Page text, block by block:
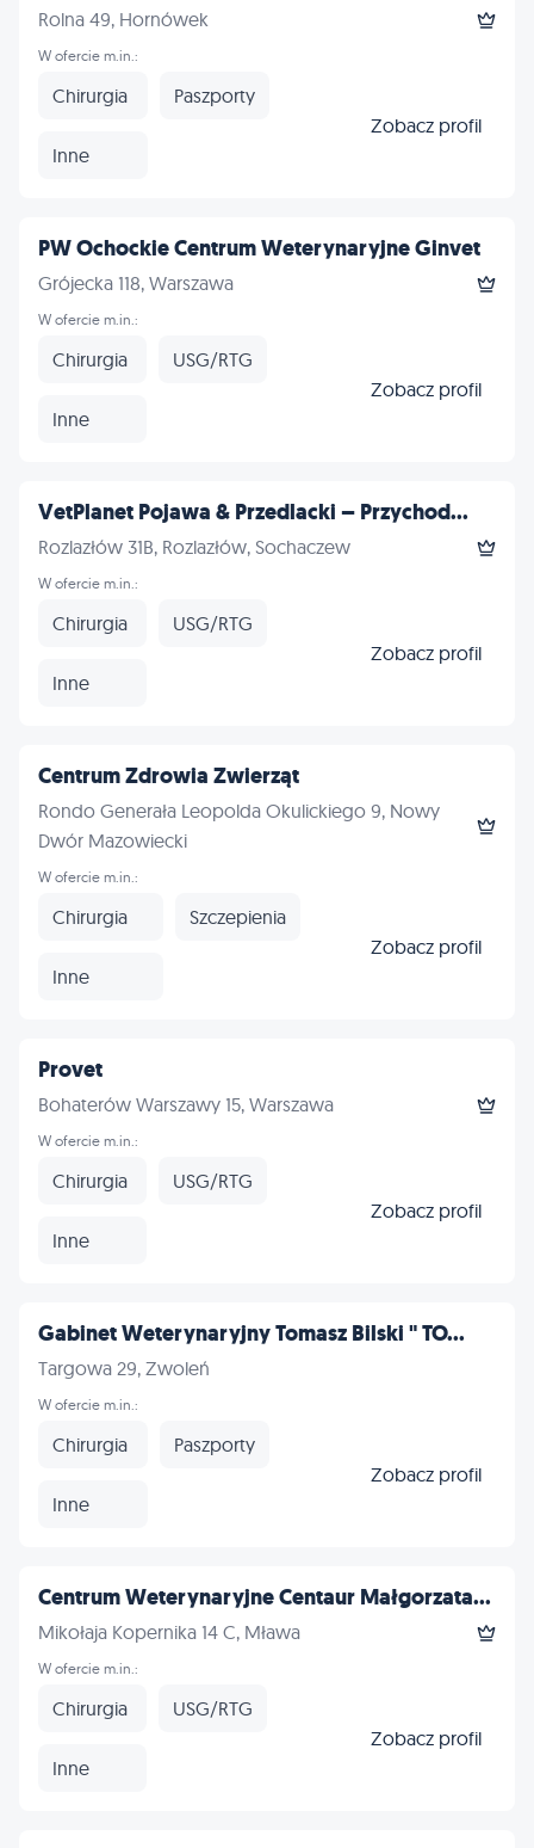
Rolna 49, Hornówek
W ofercie m.in.:
Chirurgia Paszporty
Inne
Zobacz profil
PW Ochockie Centrum Weterynaryjne Ginvet
Grójecka 118, Warszawa
W ofercie m.in.:
Chirurgia USG/RTG
Inne
Zobacz profil
VetPlanet Pojawa & Przedlacki – Przychod...
Rozlazłów 31B, Rozlazłów, Sochaczew
W ofercie m.in.:
Chirurgia USG/RTG
Inne
Zobacz profil
Centrum Zdrowia Zwierząt
Rondo Generała Leopolda Okulickiego 9, Nowy
Dwór Mazowiecki
W ofercie m.in.:
Chirurgia Szczepienia
Inne
Zobacz profil
Provet
Bohaterów Warszawy 15, Warszawa
W ofercie m.in.:
Chirurgia USG/RTG
Inne
Zobacz profil
Gabinet Weterynaryjny Tomasz Bilski " TO...
Targowa 29, Zwoleń
W ofercie m.in.:
Chirurgia Paszporty
Inne
Zobacz profil
Centrum Weterynaryjne Centaur Małgorzata...
Mikołaja Kopernika 14 C, Mława
W ofercie m.in.:
Chirurgia USG/RTG
Inne
Zobacz profil